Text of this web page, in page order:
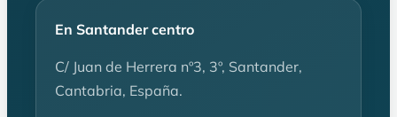
En Santander centro
C/ Juan de Herrera nº3, 3º, Santander,
Cantabria, España.